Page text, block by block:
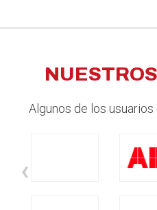
Algunos de los
‹